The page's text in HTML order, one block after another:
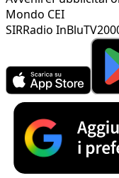
Mondo CEI
SIRRadio InBlu